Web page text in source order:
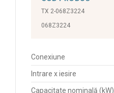
TX 2-068Z3224
068Z3224
Conexiune
Intrare x iesire
Capacitate nominală (kW)